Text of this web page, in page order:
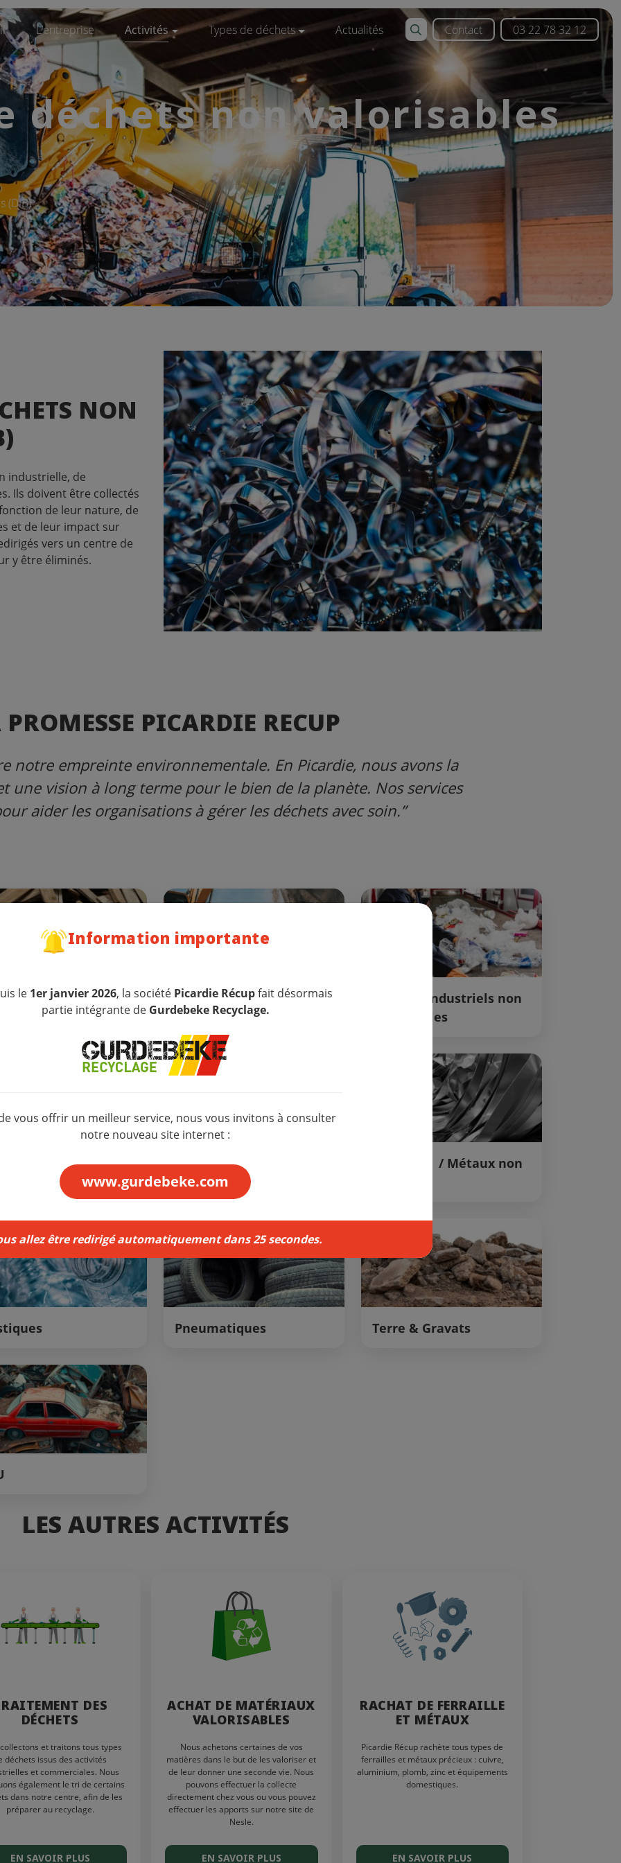
L’entreprise Activités
Prestation de service
Recyclage
Achat de matière
Traitement de déchets non dangereux
Rachat de ferraille et métaux
Types de déchets
Biodéchets
Bois
Construction / Démolition
Déchets industriels non valorisables
Déchets verts
DEEE
Encombrants
Ferrailles / Métaux non ferreux
Papiers & cartons
Plastiques
Pneumatiques
Actualités Contact 03 22 78 32 12
déchets non valorisables
(DIB)
NON
industrielle, de
Ils doivent être collectés
de leur nature, de
et de leur impact sur
vers un centre de
y être éliminés.
PICARDIE RECUP
notre empreinte environnementale. En Picardie, nous avons la
une vision à long terme pour le bien de la planète. Nos services
aider les organisations à gérer les déchets avec soin.”
Construction /
Démolition
Déchets industriels non
valorisables
Encombrants
Ferrailles / Métaux non
Pneumatiques Terre & Gravats
LES AUTRES ACTIVITÉS
DES
DÉCHETS
et traitons tous types
déchets issus des activités
et commerciales. Nous
également le tri de certains
dans notre centre, afin de les
préparer au recyclage.
EN SAVOIR PLUS
ACHAT DE MATÉRIAUX
VALORISABLES
Nous achetons certaines de vos
matières dans le but de les valoriser et
de leur donner une seconde vie. Nous
pouvons effectuer la collecte
directement chez vous ou vous pouvez
effectuer les apports sur notre site de
Nesle.
EN SAVOIR PLUS
RACHAT DE FERRAILLE
ET MÉTAUX
Picardie Récup rachète tous types de
ferrailles et métaux précieux : cuivre,
aluminium, plomb, zinc et équipements
domestiques.
EN SAVOIR PLUS
Information importante
le 1er janvier 2026, la société Picardie Récupfait désormais
partie intégrante de Gurdebeke Recyclage.
vous offrir un meilleur service, nous vous invitons à consulter
notre nouveau site internet :
www.gurdebeke.com
allez être redirigé automatiquement dans24secondes.